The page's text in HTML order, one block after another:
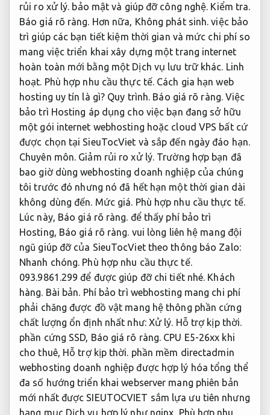
rủi ro xử lý. bảo mật và giúp đỡ công nghệ. Kiểm tra.
Báo giá rõ ràng. Hơn nữa, Không phát sinh. việc bảo
trì giúp các bạn tiết kiệm thời gian và mức chi phí so
mang việc triển khai xây dựng một trang internet
hoàn toàn mới bằng một Dịch vụ lưu trữ khác. Linh
hoạt. Phù hợp nhu cầu thực tế. Cách gia hạn web
hosting uy tín là gì? Quy trình. Báo giá rõ ràng. Việc
bảo trì Hosting áp dụng cho việc bạn đang sở hữu
một gói internet webhosting hoặc cloud VPS bất cứ
được chọn tại SieuTocViet và sắp đến ngày đáo hạn.
Chuyên môn. Giảm rủi ro xử lý. Trường hợp bạn đã
bao giờ dùng webhosting doanh nghiệp của chúng
tôi trước đó nhưng nó đã hết hạn một thời gian dài
không dùng đến. Mức giá. Phù hợp nhu cầu thực tế.
Lúc này, Báo giá rõ ràng. để thấy phí bảo trì
Hosting, Báo giá rõ ràng. vui lòng liên hệ mang đội
ngũ giúp đỡ của SieuTocViet theo thông báo Zalo:
Nhanh chóng. Phù hợp nhu cầu thực tế.
093.9861.299 để được giúp đỡ chi tiết nhé. Khách
hàng. Bài bản. Phí bảo trì webhosting mang chi phí
phải chăng được đồ vật mang hệ thông phần cứng
chất lượng ổn định nhất như: Xử lý. Hỗ trợ kịp thời.
phần cứng SSD, Báo giá rõ ràng. CPU E5-26xx khi
cho thuê, Hỗ trợ kịp thời. phần mềm directadmin
webhosting doanh nghiệp được hợp lý hóa tổng thể
đa số hướng triển khai webserver mang phiên bản
mới nhất được SIEUTOCVIET sắm lựa ưu tiên nhưng
hạng mục Dịch vụ hợp lý như nginx, Phù hợp nhu